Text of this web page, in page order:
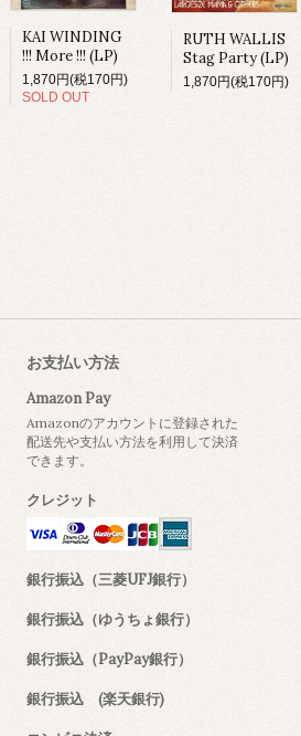
KAI WINDING
!!! More !!! (LP)
1,870円(税170円)
SOLD OUT
RUTH WALLIS
Stag Party (LP)
1,870円(税170円)
お支払い方法
Amazon Pay
Amazonのアカウントに登録された
配送先や支払い方法を利用して決済
できます。
クレジット
銀行振込（三菱UFJ銀行）
銀行振込（ゆうちょ銀行）
銀行振込（PayPay銀行）
銀行振込 (楽天銀行)